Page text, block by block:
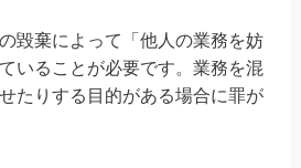
毀棄によって「他人の業務を妨
いることが必要です。業務を混
たりする目的がある場合に罪が